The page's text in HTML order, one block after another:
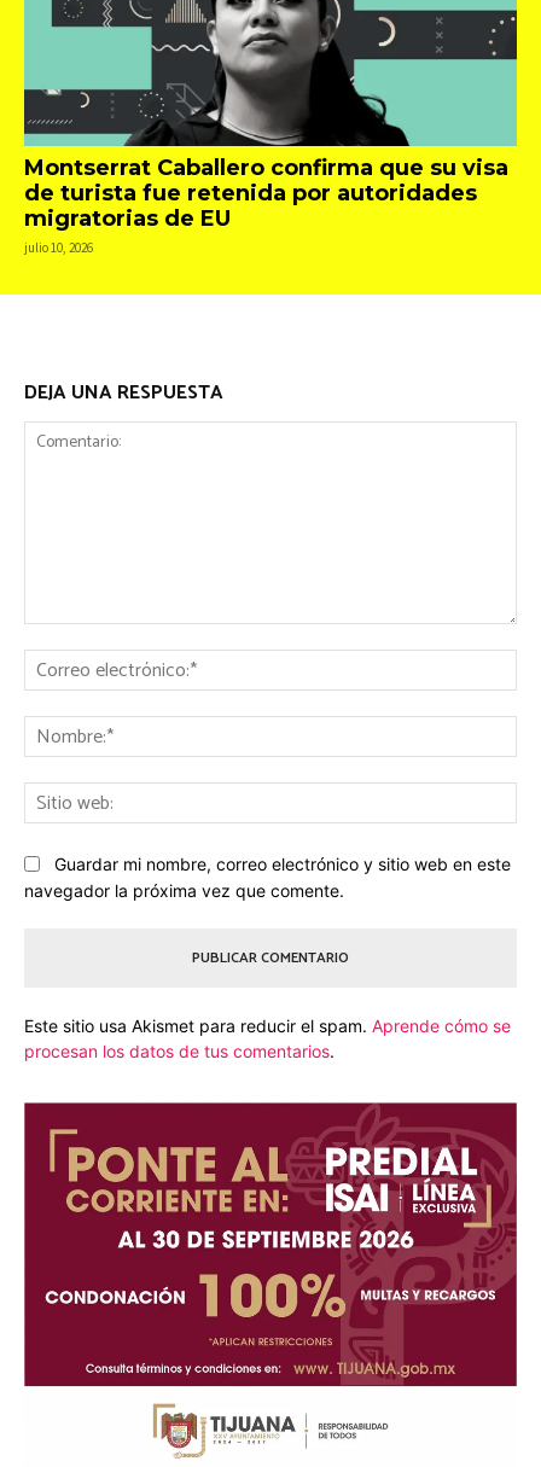
Montserrat Caballero confirma que su visa
de turista fue retenida por autoridades
migratorias de EU
julio 10, 2026
DEJA UNA RESPUESTA
Guardar mi nombre, correo electrónico y sitio web en este
navegador la próxima vez que comente.
Este sitio usa Akismet para reducir el spam. Aprende cómo se
procesan los datos de tus comentarios.